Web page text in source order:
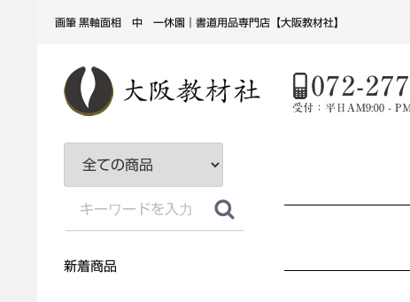
画筆 黒軸面相 中 一休園｜書道用品専門店【大阪教材社】
新着商品